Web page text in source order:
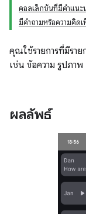
คอลเล็กชันที่มีคำแนะ
มีคำถามหรือความคิดเ
คุณใช้รายการที่มีรา
เช่น ข้อความ รูปภ
ผลลัพธ์